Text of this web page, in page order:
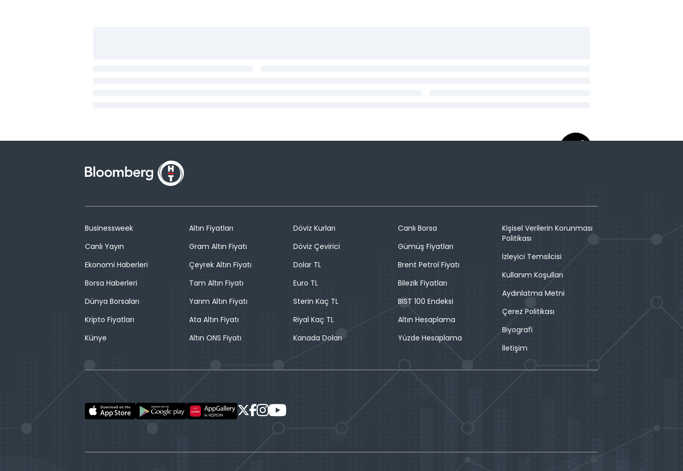
Businessweek
Canlı Yayın
Ekonomi Haberleri
Borsa Haberleri
Dünya Borsaları
Kripto Fiyatları
Künye
Altın Fiyatları
Gram Altın Fiyatı
Çeyrek Altın Fiyatı
Tam Altın Fiyatı
Yarım Altın Fiyatı
Ata Altın Fiyatı
Altın ONS Fiyatı
Döviz Kurları
Döviz Çevirici
Dolar TL
Euro TL
Sterin Kaç TL
Riyal Kaç TL
Kanada Doları
Canlı Borsa
Gümüş Fiyatları
Brent Petrol Fiyatı
Bilezik Fiyatları
BIST 100 Endeksi
Altın Hesaplama
Yüzde Hesaplama
Kişisel Verilerin Korunması
Politikası
İzleyici Temsilcisi
Kullanım Koşulları
Aydınlatma Metni
Çerez Politikası
Biyografi
İletişim